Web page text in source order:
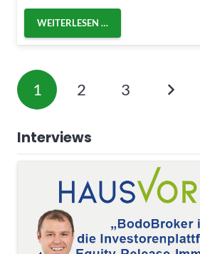
WEITERLESEN …
1 2 3
Interviews